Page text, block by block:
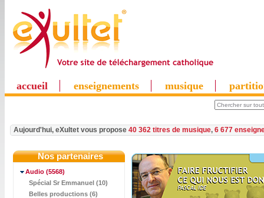
accueil enseignements musique
Aujourd'hui, eXultet vous propose 40 362 titres de musique, 6 677
Nos partenaires
Audio (5568)
Spécial Sr Emmanuel (10)
Belles productions (6)